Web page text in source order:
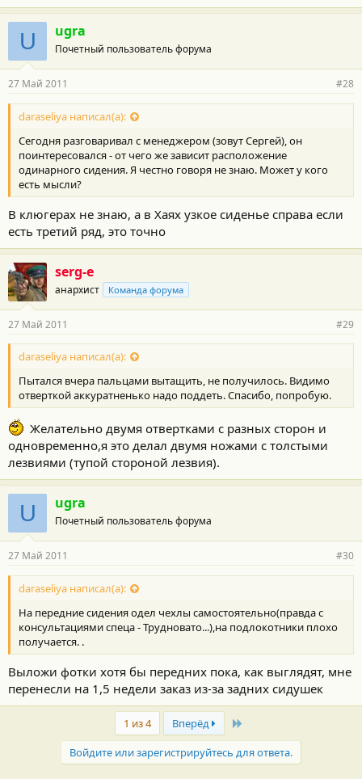
U ugra
Почетный пользователь форума
27 Май 2011 #28
daraseliya написал(а):
Сегодня разговаривал с менеджером (зовут Сергей), он
поинтересовался - от чего же зависит расположение
одинарного сидения. Я честно говоря не знаю. Может у кого
есть мысли?
В клюгерах не знаю, а в Хаях узкое сиденье справа если
есть третий ряд, это точно
serg-e
анархист Команда форума
27 Май 2011 #29
daraseliya написал(а):
Пытался вчера пальцами вытащить, не получилось. Видимо
отверткой аккуратненько надо поддеть. Спасибо, попробую.
Желательно двумя отвертками с разных сторон и
одновременно,я это делал двумя ножами с толстыми
лезвиями (тупой стороной лезвия).
U ugra
Почетный пользователь форума
27 Май 2011 #30
daraseliya написал(а):
На передние сидения одел чехлы самостоятельно(правда с
консультациями спеца - Трудновато...),на подлокотники плохо
получается. .
Выложи фотки хотя бы передних пока, как выглядят, мне
перенесли на 1,5 недели заказ из-за задних сидушек
1 из 4 Вперёд Last
Войдите или зарегистрируйтесь для ответа.